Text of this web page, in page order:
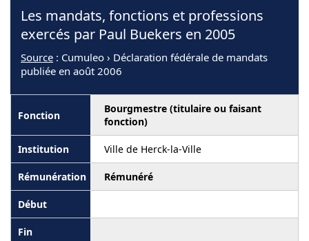
Les mandats, fonctions et professions
exercés par Paul Buekers en 2005
Source : Cumuleo › Déclaration fédérale de mandats
publiée en août 2006
Bourgmestre (titulaire ou faisant
fonction)
Ville de Herck-la-Ville
Rémunéré